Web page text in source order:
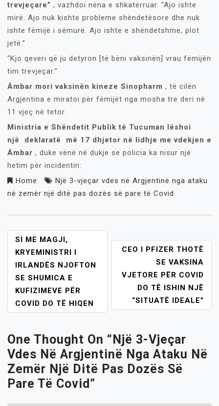
trevjeçare” , vazhdoi nëna e shkatërruar. “Ajo ishte
mirë. Ajo nuk kishte probleme shëndetësore dhe nuk
ishte fëmijë i sëmurë. Ajo ishte e shëndetshme, plot
jetë.”
“Kjo qeveri që ju detyron [të bëni vaksinën] vrau fëmijën
tim trevjeçar.”
Ámbar mori vaksinën kineze Sinopharm , të cilën
Argjentina e miratoi për fëmijët nga mosha tre deri në
11 vjeç në tetor.
Ministria e Shëndetit Publik të Tucuman lëshoi ​​
një deklaratë
më 17 dhjetor në lidhje me vdekjen e
Ámbar , duke vënë në dukje se policia ka nisur një
hetim për incidentin:
Home
Një 3-vjeçar vdes në Argjentinë nga ataku
në zemër një ditë pas dozës së pare të Covid
POST
NAVIGATION
SI ME MAGJI,
KRYEMINISTRI I
IRLANDËS NJOFTON
SE SHUMICA E
KUFIZIMEVE PËR
COVID DO TË HIQEN
CEO I PFIZER THOTË
SE VAKSINA
VJETORE PËR COVID
DO TË ISHIN NJË
“SITUATË IDEALE”
One Thought On “ Një 3-Vjeçar
Vdes Në Argjentinë Nga Ataku Në
Zemër Një Ditë Pas Dozës Së
Pare Të Covid ”